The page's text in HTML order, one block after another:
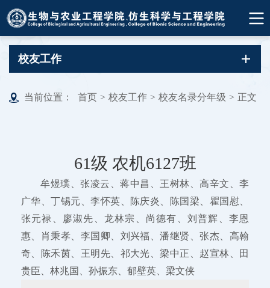
校友工作
当前位置： 首页 > 校友工作 > 校友名录分年级 > 正文
61级 农机6127班
牟煜璞、张凌云、蒋中昌、王树林、高辛文、李
广华、丁锡元、李怀英、陈庆炎、陈国梁、瞿国慰、
张元禄、廖淑先、龙林宗、尚德有、刘普辉、李恩
惠、肖秉孝、李国卿、刘兴福、潘继贤、张杰、高翰
奇、陈禾茵、王明先、祁大光、梁中正、赵宣林、田
贵臣、林兆国、孙振东、郁壁英、梁文侠